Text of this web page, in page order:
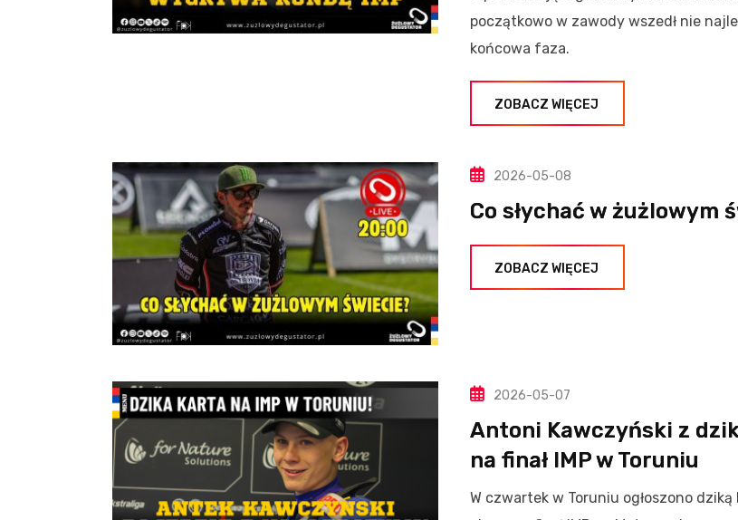
początkowo w zawody wszedł nie
końcowa faza.
ZOBACZ WIĘCEJ
2026-05-08
Co słychać w żużlowym
ZOBACZ WIĘCEJ
2026-05-07
Antoni Kawczyński z
na finał IMP w Toruniu
W czwartek w Toruniu ogłoszono dziką